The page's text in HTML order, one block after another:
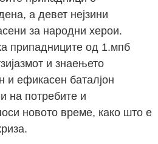
а девет нејзини
за народни херои.
припадниците од 1.мпб
и знаењето
и ефикасен баталјон
на потребите и
новото време, како што е